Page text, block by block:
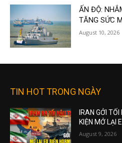
ẤN ĐỘ:
TĂNG SỨC
August 10, 2026
TIN HOT TRONG NGÀY
IRAN GỞI
KIỆN MỞ LẠI
August 9, 2026